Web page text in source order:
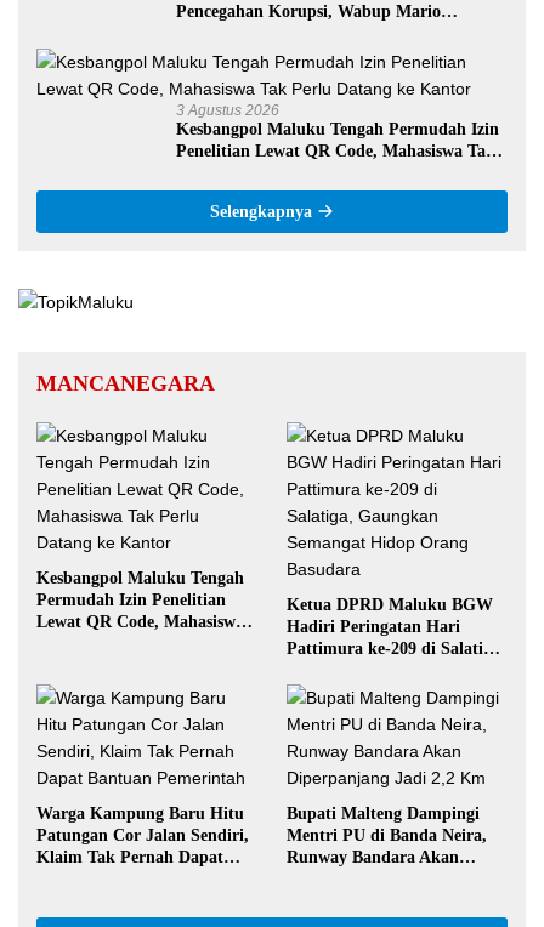
Pencegahan Korupsi, Wabup Mario
3 Agustus 2026
Kesbangpol Maluku Tengah Permudah Izin
Penelitian Lewat QR Code, Mahasiswa Tak
Selengkapnya
MANCANEGARA
Kesbangpol Maluku Tengah
Permudah Izin Penelitian
Lewat QR Code, Mahasiswa
Ketua DPRD Maluku BGW
Hadiri Peringatan Hari
Pattimura ke-209 di Salatiga,
Orang Basudara
Warga Kampung Baru Hitu
Patungan Cor Jalan Sendiri,
Klaim Tak Pernah Dapat
Bupati Malteng Dampingi
Mentri PU di Banda Neira,
Runway Bandara Akan